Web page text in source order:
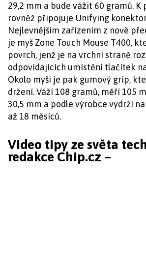
29,2 mm a bude vážit 60 gramů. K
rovněž připojuje Unifying
Nejlevnějším zařízením z nově
je myš Zone Touch Mouse T400,
povrch, jenž je na vrchní straně
odpovídajících umístění tlačítek
Okolo myši je pak gumový grip,
držení. Váží 108 gramů, měří 105
30,5 mm a podle výrobce vydrží
až 18 měsíců.
Video tipy ze světa
redakce Chip.cz –